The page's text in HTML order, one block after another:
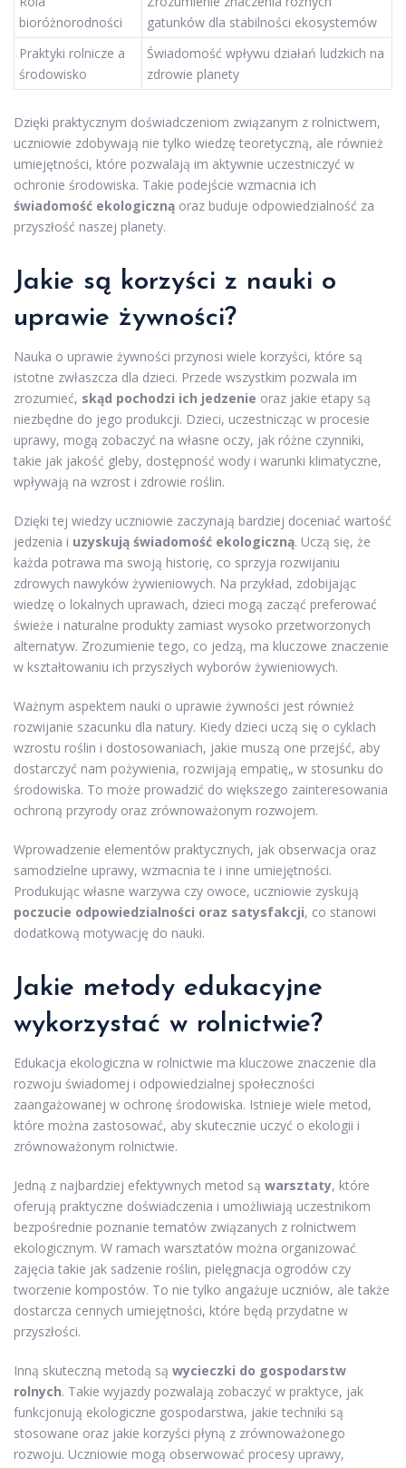
bioróżnorodności
gatunków dla stabilności ekosystemów
Praktyki rolnicze a
środowisko
Świadomość wpływu działań ludzkich na
zdrowie planety
Dzięki praktycznym doświadczeniom związanym z rolnictwem,
uczniowie zdobywają nie tylko wiedzę teoretyczną, ale również
umiejętności, które pozwalają im aktywnie uczestniczyć w
ochronie środowiska. Takie podejście wzmacnia ich
świadomość ekologiczną oraz buduje odpowiedzialność za
przyszłość naszej planety.
Jakie są korzyści z nauki o
uprawie żywności?
Nauka o uprawie żywności przynosi wiele korzyści, które są
istotne zwłaszcza dla dzieci. Przede wszystkim pozwala im
zrozumieć, skąd pochodzi ich jedzenie oraz jakie etapy są
niezbędne do jego produkcji. Dzieci, uczestnicząc w procesie
uprawy, mogą zobaczyć na własne oczy, jak różne czynniki,
takie jak jakość gleby, dostępność wody i warunki klimatyczne,
wpływają na wzrost i zdrowie roślin.
Dzięki tej wiedzy uczniowie zaczynają bardziej doceniać wartość
jedzenia i uzyskują świadomość ekologiczną. Uczą się, że
każda potrawa ma swoją historię, co sprzyja rozwijaniu
zdrowych nawyków żywieniowych. Na przykład, zdobijając
wiedzę o lokalnych uprawach, dzieci mogą zacząć preferować
świeże i naturalne produkty zamiast wysoko przetworzonych
alternatyw. Zrozumienie tego, co jedzą, ma kluczowe znaczenie
w kształtowaniu ich przyszłych wyborów żywieniowych.
Ważnym aspektem nauki o uprawie żywności jest również
rozwijanie szacunku dla natury. Kiedy dzieci uczą się o cyklach
wzrostu roślin i dostosowaniach, jakie muszą one przejść, aby
dostarczyć nam pożywienia, rozwijają empatię„ w stosunku do
środowiska. To może prowadzić do większego zainteresowania
ochroną przyrody oraz zrównoważonym rozwojem.
Wprowadzenie elementów praktycznych, jak obserwacja oraz
samodzielne uprawy, wzmacnia te i inne umiejętności.
Produkując własne warzywa czy owoce, uczniowie zyskują
poczucie odpowiedzialności oraz satysfakcji, co stanowi
dodatkową motywację do nauki.
Jakie metody edukacyjne
wykorzystać w rolnictwie?
Edukacja ekologiczna w rolnictwie ma kluczowe znaczenie dla
rozwoju świadomej i odpowiedzialnej społeczności
zaangażowanej w ochronę środowiska. Istnieje wiele metod,
które można zastosować, aby skutecznie uczyć o ekologii i
zrównoważonym rolnictwie.
Jedną z najbardziej efektywnych metod są warsztaty, które
oferują praktyczne doświadczenia i umożliwiają uczestnikom
bezpośrednie poznanie tematów związanych z rolnictwem
ekologicznym. W ramach warsztatów można organizować
zajęcia takie jak sadzenie roślin, pielęgnacja ogrodów czy
tworzenie kompostów. To nie tylko angażuje uczniów, ale także
dostarcza cennych umiejętności, które będą przydatne w
przyszłości.
Inną skuteczną metodą są wycieczki do gospodarstw
rolnych. Takie wyjazdy pozwalają zobaczyć w praktyce, jak
funkcjonują ekologiczne gospodarstwa, jakie techniki są
stosowane oraz jakie korzyści płyną z zrównoważonego
rozwoju. Uczniowie mogą obserwować procesy uprawy,